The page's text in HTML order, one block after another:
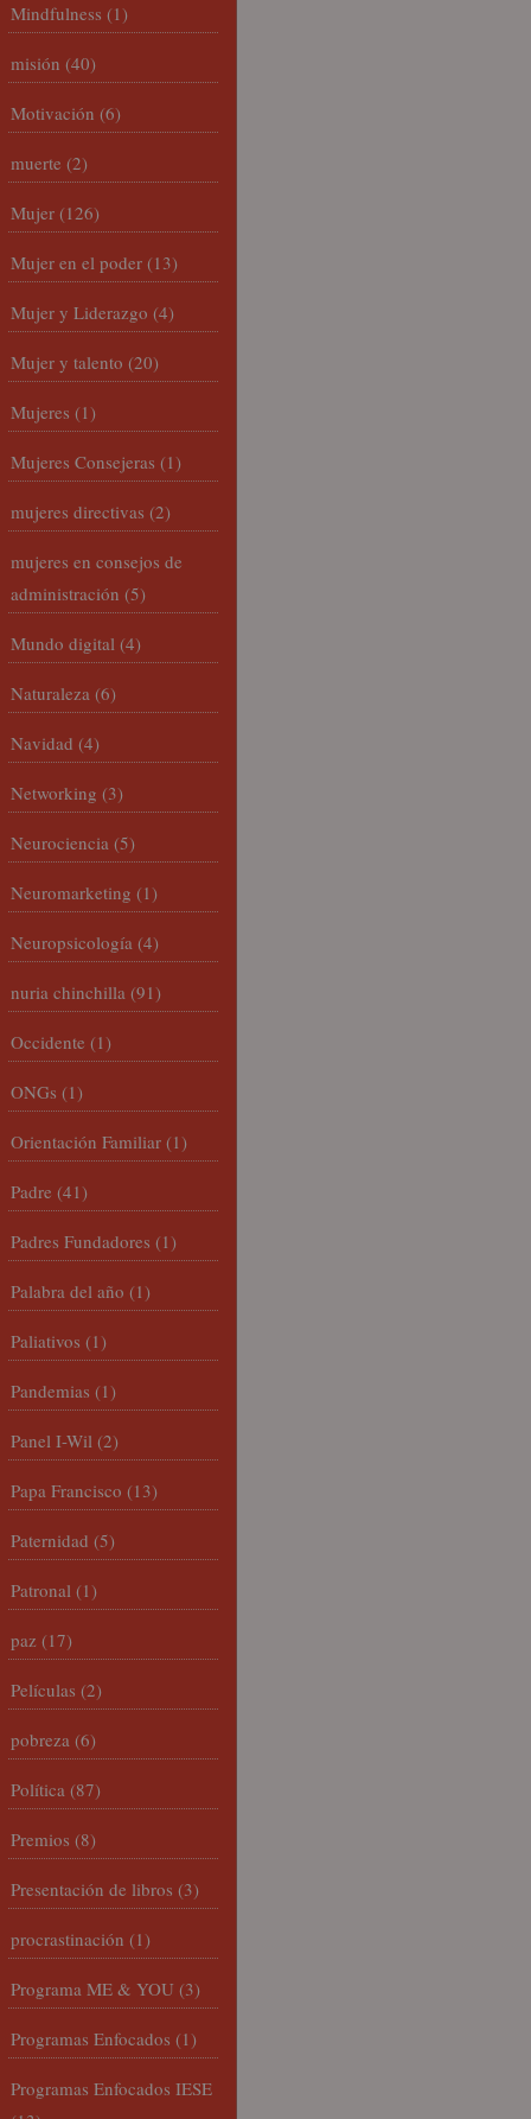
Mindfulness (1)
misión (40)
Motivación (6)
muerte (2)
Mujer (126)
Mujer en el poder (13)
Mujer y Liderazgo (4)
Mujer y talento (20)
Mujeres (1)
Mujeres Consejeras (1)
mujeres directivas (2)
mujeres en consejos de
administración (5)
Mundo digital (4)
Naturaleza (6)
Navidad (4)
Networking (3)
Neurociencia (5)
Neuromarketing (1)
Neuropsicología (4)
nuria chinchilla (91)
Occidente (1)
ONGs (1)
Orientación Familiar (1)
Padre (41)
Padres Fundadores (1)
Palabra del año (1)
Paliativos (1)
Pandemias (1)
Panel I-Wil (2)
Papa Francisco (13)
Paternidad (5)
Patronal (1)
paz (17)
Películas (2)
pobreza (6)
Política (87)
Premios (8)
Presentación de libros (3)
procrastinación (1)
Programa ME & YOU (3)
Programas Enfocados (1)
Programas Enfocados IESE